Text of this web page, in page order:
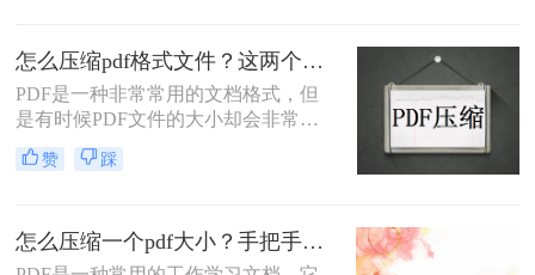
怎么压缩pdf格式文件？这两个免费方法建议收藏！
PDF是一种非常常用的文档格式，但
是有时候PDF文件的大小却会非常
大，不方便我们传输和存储。因此，
压缩PDF文件是一个很不错的选择。
赞 踩
怎么压缩一个pdf大小？手把手教你在线压缩！